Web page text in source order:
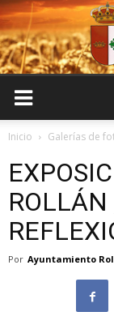
Inicio Galerías de
ROLLÁN
Por Ayuntamiento